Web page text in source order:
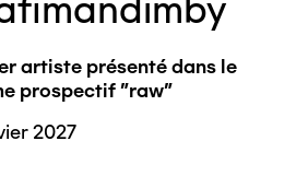
artiste présenté dans le
prospectif "raw"
2027